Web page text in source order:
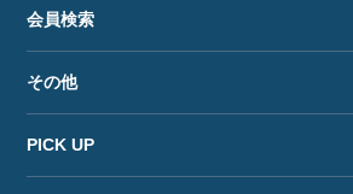
会員検索
その他
PICK UP